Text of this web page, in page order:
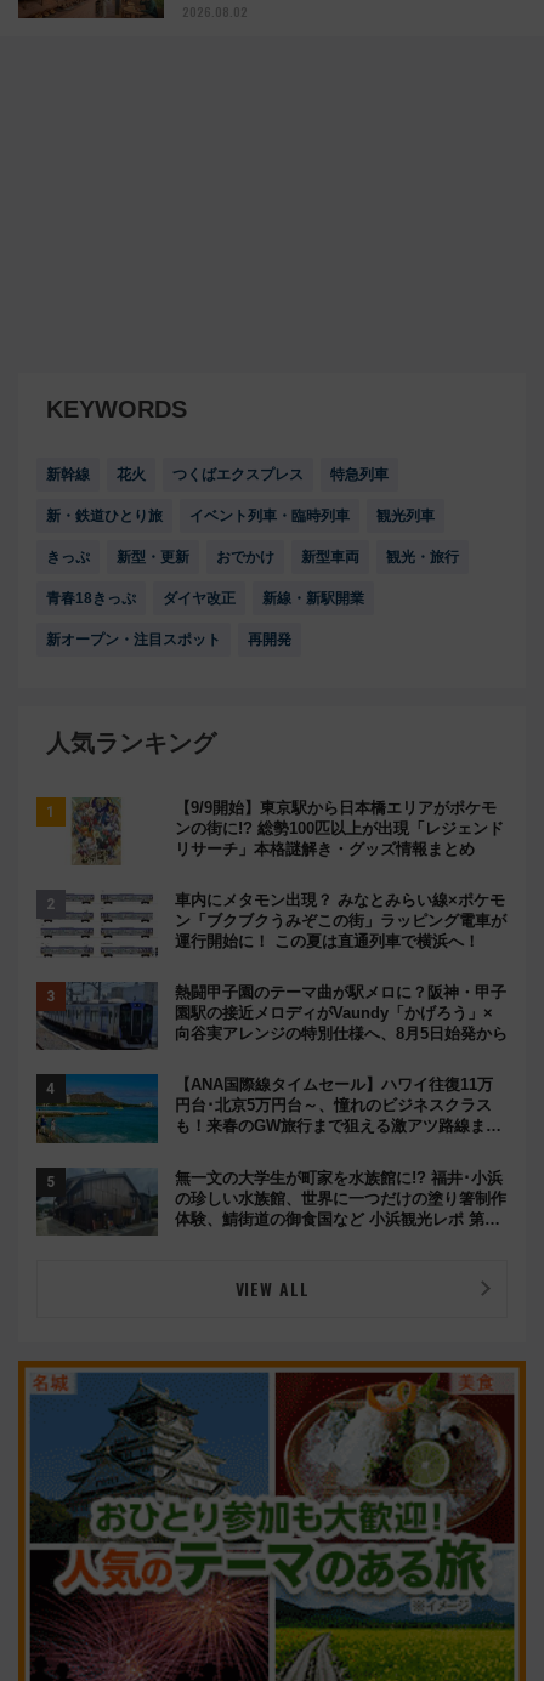
2026.08.02
KEYWORDS
新幹線 花火 つくばエクスプレス 特急列車
新・鉄道ひとり旅 イベント列車・臨時列車 観光列車
きっぷ 新型・更新 おでかけ 新型車両 観光・旅行
青春18きっぷ ダイヤ改正 新線・新駅開業
新オープン・注目スポット 再開発
人気ランキング
【9/9開始】東京駅から日本橋エリアがポケモ
ンの街に!? 総勢100匹以上が出現「レジェンド
リサーチ」本格謎解き・グッズ情報まとめ
車内にメタモン出現？ みなとみらい線×ポケモ
ン「ブクブクうみぞこの街」ラッピング電車が
運行開始に！ この夏は直通列車で横浜へ！
熱闘甲子園のテーマ曲が駅メロに？阪神・甲子
園駅の接近メロディがVaundy「かげろう」×
向谷実アレンジの特別仕様へ、8月5日始発から
【ANA国際線タイムセール】ハワイ往復11万
円台･北京5万円台～、憧れのビジネスクラス
も！来春のGW旅行まで狙える激アツ路線まと
無一文の大学生が町家を水族館に!? 福井･小浜
の珍しい水族館、世界に一つだけの塗り箸制作
体験、鯖街道の御食国など 小浜観光レポ 第2
VIEW ALL